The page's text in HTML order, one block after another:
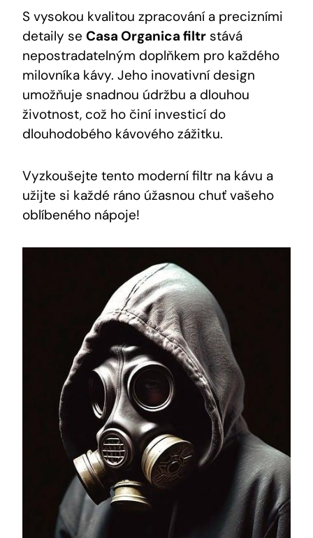
S vysokou kvalitou zpracování a precizními
detaily se Casa Organica filtr stává
nepostradatelným doplňkem pro každého
milovníka kávy. Jeho inovativní design
umožňuje snadnou údržbu a dlouhou
životnost, což ho činí investicí do
dlouhodobého kávového zážitku.
Vyzkoušejte tento moderní filtr na kávu a
užijte si každé ráno úžasnou chuť vašeho
oblíbeného nápoje!